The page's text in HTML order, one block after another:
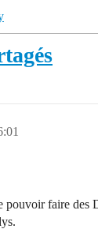
pouvoir faire des